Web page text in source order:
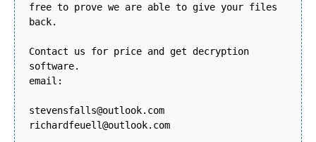
free to prove we are able to give your files
back.
Contact us for price and get decryption
software.
email:
stevensfalls@outlook.com
richardfeuell@outlook.com